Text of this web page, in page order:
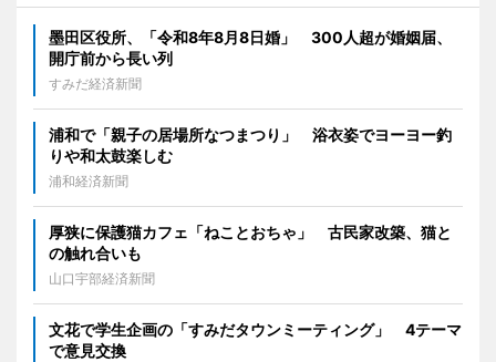
墨田区役所、「令和8年8月8日婚」 300人超が婚姻届、
開庁前から長い列
すみだ経済新聞
浦和で「親子の居場所なつまつり」 浴衣姿でヨーヨー釣
りや和太鼓楽しむ
浦和経済新聞
厚狭に保護猫カフェ「ねことおちゃ」 古民家改築、猫と
の触れ合いも
山口宇部経済新聞
文花で学生企画の「すみだタウンミーティング」 4テーマ
で意見交換